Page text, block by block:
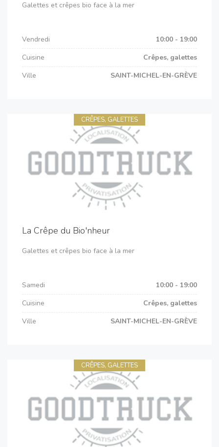
Galettes et crêpes bio face à la mer
Vendredi
10:00 - 19:00
Cuisine
Crêpes, galettes
Ville
SAINT-MICHEL-EN-GRÈVE
CRÊPES, GALETTES
La Crêpe du Bio'nheur
Galettes et crêpes bio face à la mer
Samedi
10:00 - 19:00
Cuisine
Crêpes, galettes
Ville
SAINT-MICHEL-EN-GRÈVE
CRÊPES, GALETTES